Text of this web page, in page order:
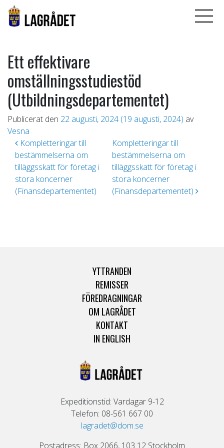
Ett effektivare
omställningsstudiestöd
(Utbildningsdepartementet)
Publicerat den 22 augusti, 2024 (19 augusti, 2024) av
Vesna
Inläggsnavigering
Kompletteringar till
bestämmelserna om
tilläggsskatt för företag i
stora koncerner
(Finansdepartementet)
Kompletteringar till
bestämmelserna om
tilläggsskatt för företag i
stora koncerner
(Finansdepartementet)
YTTRANDEN
REMISSER
FÖREDRAGNINGAR
OM LAGRÅDET
KONTAKT
IN ENGLISH
Expeditionstid: Vardagar 9-12
Telefon: 08-561 667 00
lagradet@dom.se
Postadress: Box 2066, 103 12 Stockholm